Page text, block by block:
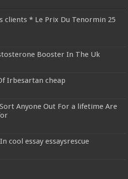
clients * Le Prix Du Tenormin 25
Booster In The Uk
Irbesartan cheap
Anyone Out For a lifetime Are
cool essay essaysrescue